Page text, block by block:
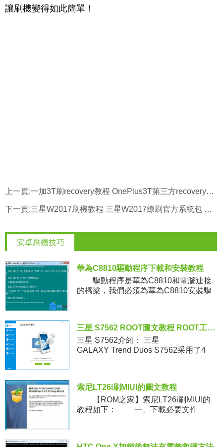
讓刷機變得如此簡單！
上一頁:一加3T刷recovery教程 OnePlus3T第三方recovery下載
下一頁:三星W2017刷機教程 三星W2017線刷官方系統包 可救磚
安卓刷機技巧
華為C8810驅動程序下載和安裝教程
驅動程序是華為C8810和電腦連接
的橋梁，我們必須為華為C8810安裝驅
三星 S7562 ROOT圖文教程 ROOT工具下載
三星 S7562介紹： 三星
GALAXY Trend Duos S7562采用了4
索尼LT26i刷MIUI的圖文教程
【ROM之家】索尼LT26i刷MIUI的
教程如下： 一、下載必要文件